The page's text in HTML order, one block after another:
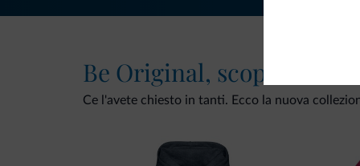
Be Original, scopri la
Ce l'avete chiesto in tanti. Ecco la nuova